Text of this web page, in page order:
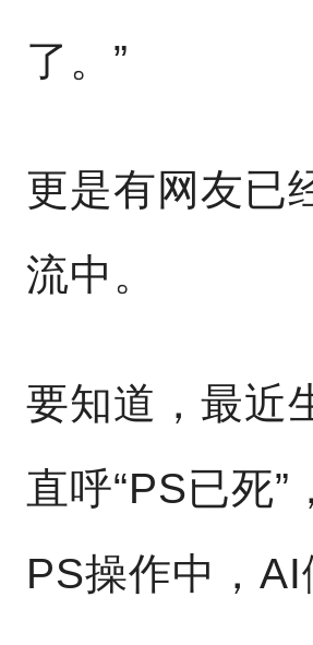
了。”
更是有网友已
流中。
要知道，最近
直呼“PS已死
PS操作中，